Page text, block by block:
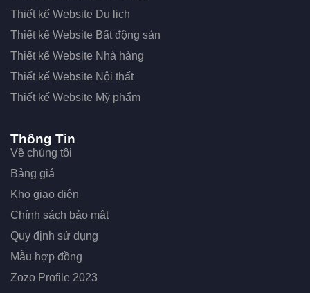
Thiết kế Website Du lịch
Thiết kế Website Bất động sản
Thiết kế Website Nhà hàng
Thiết kế Website Nội thất
Thiết kế Website Mỹ phẩm
Thông Tin
Về chúng tôi
Bảng giá
Kho giao diện
Chính sách bảo mật
Quy định sử dụng
Mẫu hợp đồng
Zozo Profile 2023